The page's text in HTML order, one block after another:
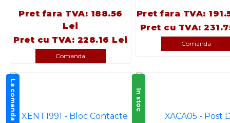
Pret fara TVA: 188.56
Lei
Pret cu TVA: 228.16 Lei
Comanda
Pret fara TVA:
Pret cu TVA:
Comanda
La comanda In stoc